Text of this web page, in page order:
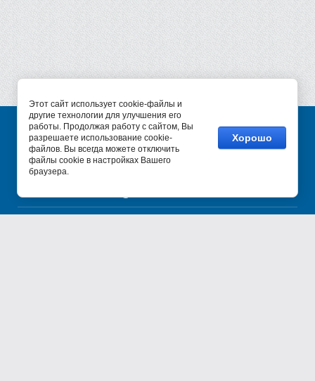
© 2017 - 2026
+7 (495) 987-34-47
Этот сайт использует cookie-файлы и
другие технологии для улучшения его
работы. Продолжая работу с сайтом, Вы
разрешаете использование cookie-
файлов. Вы всегда можете отключить
файлы cookie в настройках Вашего
браузера.
Хорошо